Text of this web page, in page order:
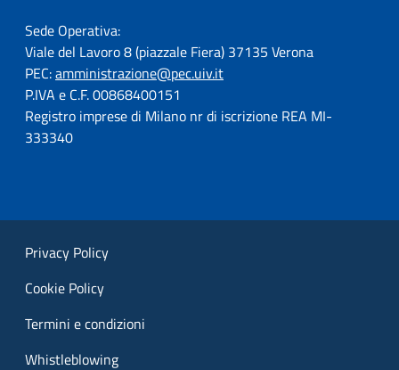
Sede Operativa:
Viale del Lavoro 8 (piazzale Fiera) 37135 Verona
PEC:amministrazione@pec.uiv.it
P.IVA e C.F. 00868400151
Registro imprese di Milano nr di iscrizione REA MI-
333340
Privacy Policy
Cookie Policy
Termini e condizioni
Whistleblowing